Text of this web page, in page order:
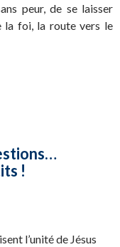
peur, de se laisser
la foi, la route vers le
!
l’unité de Jésus